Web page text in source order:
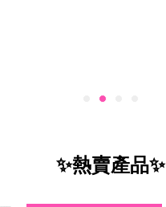
✨熱賣產品✨